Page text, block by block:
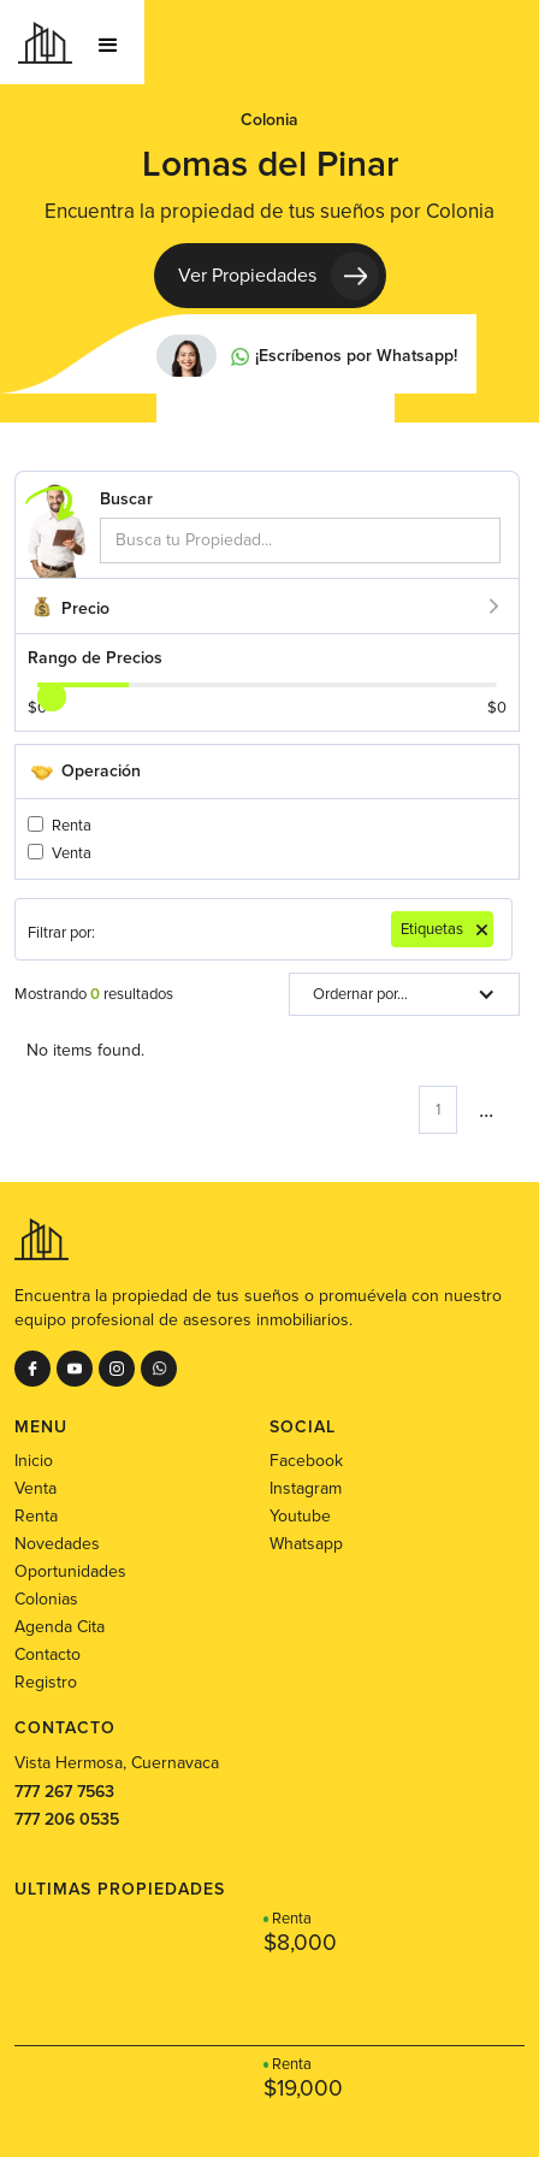
Colonia
Lomas del Pinar
Encuentra la propiedad de tus sueños por Colonia
Ver Propiedades
¡Escríbenos por Whatsapp!
Buscar
Precio
Rango de Precios
$0 $0
Operación
Renta
Venta
Filtrar por: Etiquetas
Mostrando0 resultados Ordernar por...
No items found.
1 ...
Encuentra la propiedad de tus sueños o promuévela con nuestro
equipo profesional de asesores inmobiliarios.
MENU
Inicio
Venta
Renta
Novedades
Oportunidades
Colonias
Agenda Cita
Contacto
Registro
SOCIAL
Facebook
Instagram
Youtube
Whatsapp
CONTACTO
Vista Hermosa, Cuernavaca
777 267 7563
777 206 0535
ULTIMAS PROPIEDADES
Renta
$8,000
Renta
$19,000